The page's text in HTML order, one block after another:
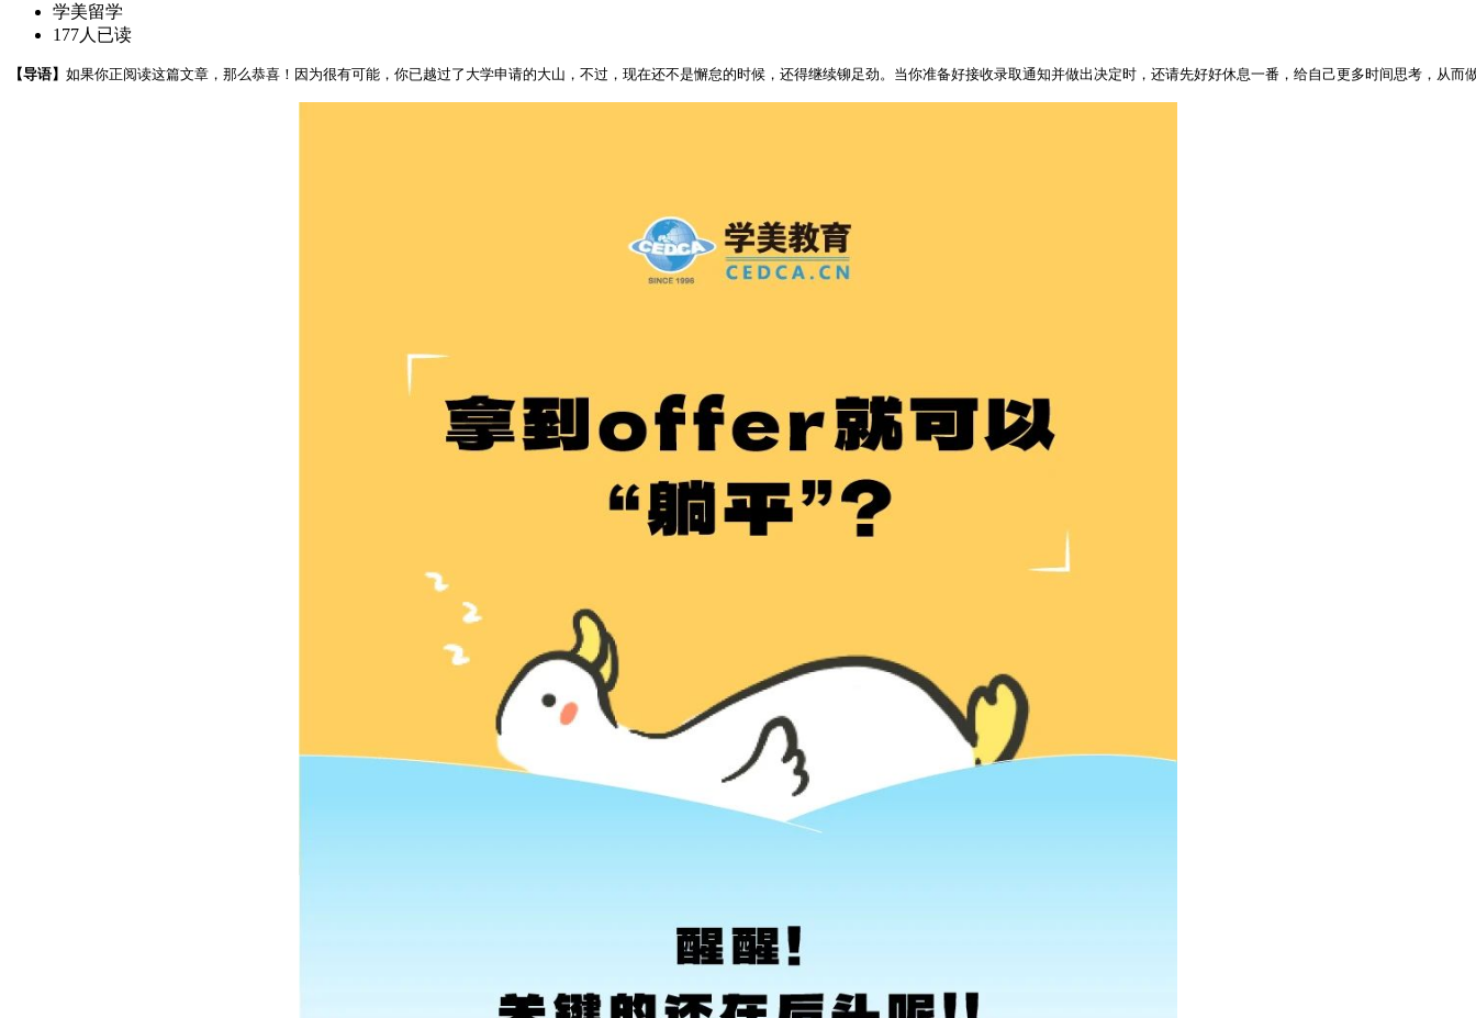
学美留学
177人已读
【导语】 如果你正阅读这篇文章，那么恭喜！因为很有可能，你已越过了大学申请的大山，不过，现在还不是懈怠的时候，还得继续铆足劲。当你准备好接收录取通知并做出决定时，还请先好好休息一番，给自己更多时间思考，从而